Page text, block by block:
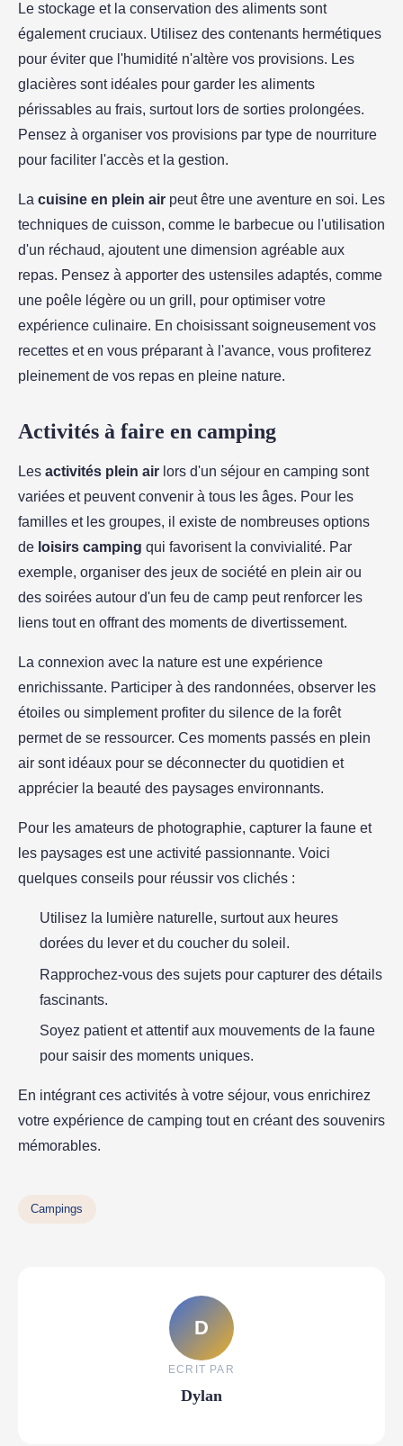
Le stockage et la conservation des aliments sont
également cruciaux. Utilisez des contenants hermétiques
pour éviter que l'humidité n'altère vos provisions. Les
glacières sont idéales pour garder les aliments
périssables au frais, surtout lors de sorties prolongées.
Pensez à organiser vos provisions par type de nourriture
pour faciliter l'accès et la gestion.
La cuisine en plein air peut être une aventure en soi. Les
techniques de cuisson, comme le barbecue ou l'utilisation
d'un réchaud, ajoutent une dimension agréable aux
repas. Pensez à apporter des ustensiles adaptés, comme
une poêle légère ou un grill, pour optimiser votre
expérience culinaire. En choisissant soigneusement vos
recettes et en vous préparant à l'avance, vous profiterez
pleinement de vos repas en pleine nature.
Activités à faire en camping
Les activités plein air lors d'un séjour en camping sont
variées et peuvent convenir à tous les âges. Pour les
familles et les groupes, il existe de nombreuses options
de loisirs camping qui favorisent la convivialité. Par
exemple, organiser des jeux de société en plein air ou
des soirées autour d'un feu de camp peut renforcer les
liens tout en offrant des moments de divertissement.
La connexion avec la nature est une expérience
enrichissante. Participer à des randonnées, observer les
étoiles ou simplement profiter du silence de la forêt
permet de se ressourcer. Ces moments passés en plein
air sont idéaux pour se déconnecter du quotidien et
apprécier la beauté des paysages environnants.
Pour les amateurs de photographie, capturer la faune et
les paysages est une activité passionnante. Voici
quelques conseils pour réussir vos clichés :
Utilisez la lumière naturelle, surtout aux heures
dorées du lever et du coucher du soleil.
Rapprochez-vous des sujets pour capturer des détails
fascinants.
Soyez patient et attentif aux mouvements de la faune
pour saisir des moments uniques.
En intégrant ces activités à votre séjour, vous enrichirez
votre expérience de camping tout en créant des souvenirs
mémorables.
Campings
D
ECRIT PAR
Dylan